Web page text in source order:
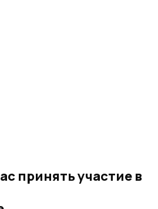
принять участие в